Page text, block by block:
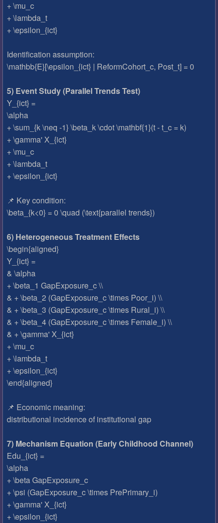
+ \mu_c
+ \lambda_t
+ \epsilon_{ict}
Identification assumption:
\mathbb{E}[\epsilon_{ict} | ReformCohort_c, Post_t] = 0
5) Event Study (Parallel Trends Test)
Y_{ict} =
\alpha
+ \sum_{k \neq -1} \beta_k \cdot \mathbf{1}(t - t_c = k)
+ \gamma' X_{ict}
+ \mu_c
+ \lambda_t
+ \epsilon_{ict}
📌 Key condition:
\beta_{k<0} = 0 \quad (\text{parallel trends})
6) Heterogeneous Treatment Effects
\begin{aligned}
Y_{ict} =
& \alpha
+ \beta_1 GapExposure_c \\
& + \beta_2 (GapExposure_c \times Poor_i) \\
& + \beta_3 (GapExposure_c \times Rural_i) \\
& + \beta_4 (GapExposure_c \times Female_i) \\
& + \gamma' X_{ict}
+ \mu_c
+ \lambda_t
+ \epsilon_{ict}
\end{aligned}
📌 Economic meaning:
distributional incidence of institutional gap
7) Mechanism Equation (Early Childhood Channel)
Edu_{ict} =
\alpha
+ \beta GapExposure_c
+ \psi (GapExposure_c \times PrePrimary_i)
+ \gamma' X_{ict}
+ \epsilon_{ict}